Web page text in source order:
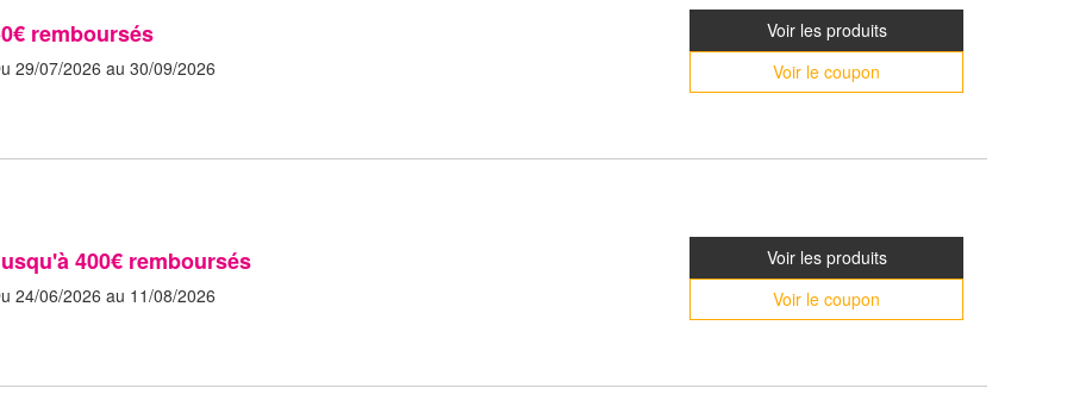
remboursés
29/07/2026 au 30/09/2026
Voir les produits
Voir le coupon
400€ remboursés
24/06/2026 au 11/08/2026
Voir les produits
Voir le coupon